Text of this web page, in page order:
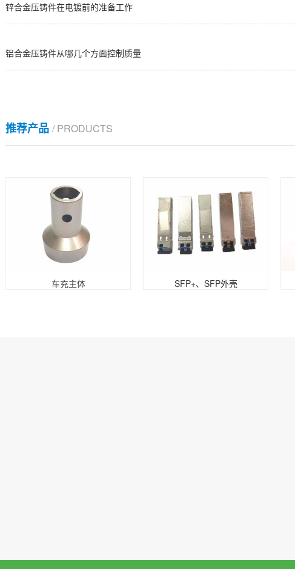
锌合金压铸件在电镀前的准备工作
铝合金压铸件从哪几个方面控制质量
推荐产品 / PRODUCTS
车充主体 SFP+、SFP外壳